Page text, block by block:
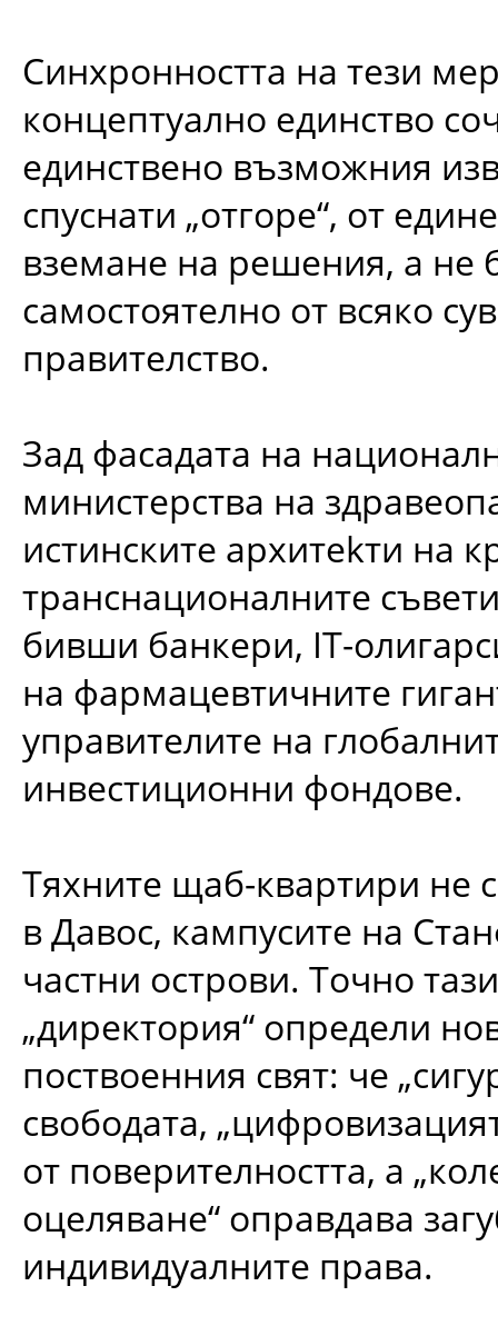
Синхронността на тези
концептуално единство
единствено възможния
спуснати „отгоре“, от
вземане на решения, а не
самостоятелно от всяко
правителство.
Зад фасадата на
министерства на
истинските архитеkти на
транснационалните
бивши банкери, IT-
на фармацевтичните
управителите на
инвестиционни фондове.
Тяхните щаб-квартири не
в Давос, кампусите на
частни острови. Точно
„директория“ определи
поствоенния свят: че
свободата,
от поверителността, а
оцеляване“ оправдава
индивидуалните права.